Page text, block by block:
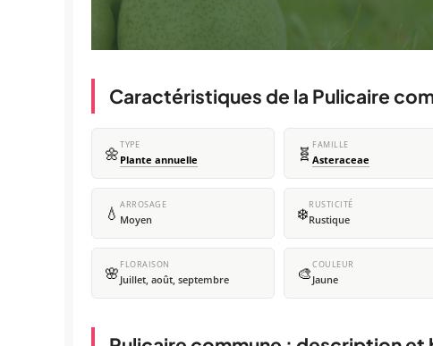
Caractéristiques de la Pulicaire
🌼TYPE
Plante annuelle 🧬 FAMILLE
Asteraceae
💧 ARROSAGE
Moyen ❄️RUSTICITÉ
Rustique
🌸 FLORAISON
Juillet, août, septembre 🎨COULEUR
Jaune